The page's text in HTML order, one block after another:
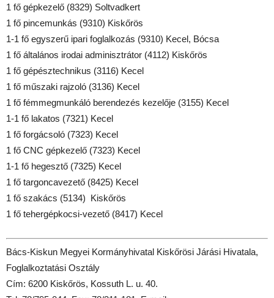
1 fő gépkezelő (8329) Soltvadkert
1 fő pincemunkás (9310) Kiskőrös
1-1 fő egyszerű ipari foglalkozás (9310) Kecel, Bócsa
1 fő általános irodai adminisztrátor (4112) Kiskőrös
1 fő gépésztechnikus (3116) Kecel
1 fő műszaki rajzoló (3136) Kecel
1 fő fémmegmunkáló berendezés kezelője (3155) Kecel
1-1 fő lakatos (7321) Kecel
1 fő forgácsoló (7323) Kecel
1 fő CNC gépkezelő (7323) Kecel
1-1 fő hegesztő (7325) Kecel
1 fő targoncavezető (8425) Kecel
1 fő szakács (5134) Kiskőrös
1 fő tehergépkocsi-vezető (8417) Kecel
Bács-Kiskun Megyei Kormányhivatal Kiskőrösi Járási Hivatala,
Foglalkoztatási Osztály
Cím: 6200 Kiskőrös, Kossuth L. u. 40.